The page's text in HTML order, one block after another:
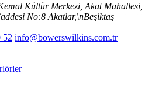
Kültür Merkezi, Akat Mahallesi,
No:8 Akatlar,\nBeşiktaş |
52 info@bowerswilkins.com.tr